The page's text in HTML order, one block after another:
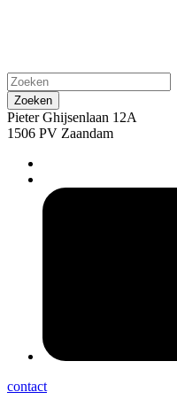
Pieter Ghijsenlaan 12A
1506 PV Zaandam
contact